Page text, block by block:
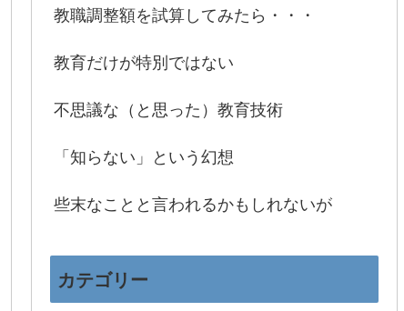
教職調整額を試算してみたら・・・
教育だけが特別ではない
不思議な（と思った）教育技術
「知らない」という幻想
些末なことと言われるかもしれないが
カテゴリー